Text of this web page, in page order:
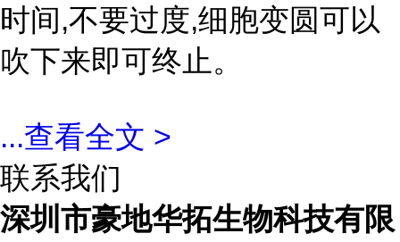
时间,不要过度,细胞变圆可以
吹下来即可终止。
...查看全文 >
联系我们
深圳市豪地华拓生物科技有限